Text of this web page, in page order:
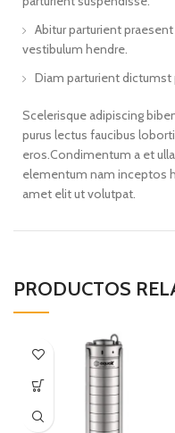
Abitur parturient
vestibulum hendre.
Diam parturient dictumst
Scelerisque adipiscing
purus lectus faucibus
eros.Condimentum a et
elementum nam inceptos
amet elit ut volutpat.
PRODUCTOS